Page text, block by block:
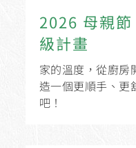
2026 母親
級計畫
家的溫度，從廚房
造一個更順手、更
吧！